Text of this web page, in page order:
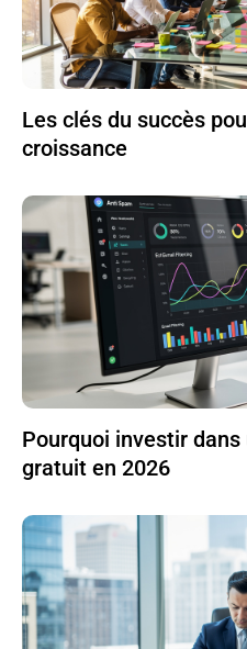
Les clés du succès
croissance
Pourquoi investir
gratuit en 2026